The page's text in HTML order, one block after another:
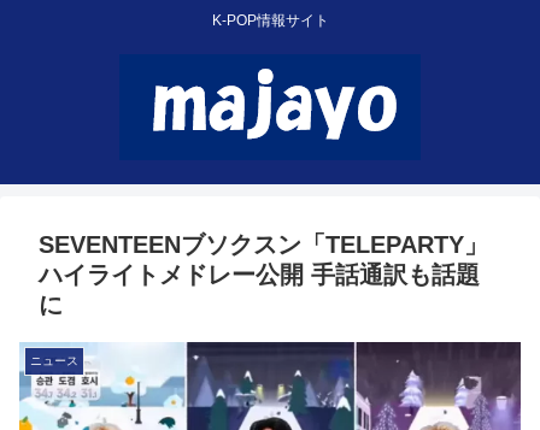
K-POP情報サイト
SEVENTEENブソクスン「TELEPARTY」
ハイライトメドレー公開 手話通訳も話題
に
ニュース